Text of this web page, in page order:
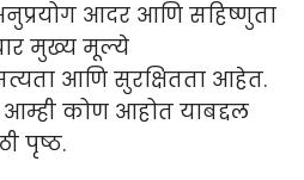
आदर आणि सहिष्णुता
मुख्य मूल्ये
आणि सुरक्षितता आहेत.
कोण आहोत याबद्दल
पृष्ठ.